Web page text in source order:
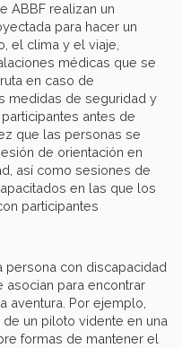
ABBF realizan un
para hacer un
el clima y el viaje,
médicas que se
en caso de
medidas de seguridad y
antes de
que las personas se
de orientación en
así como sesiones de
en las que los
participantes
persona con discapacidad
asocian para encontrar
aventura. Por ejemplo,
un piloto vidente en una
formas de mantener el